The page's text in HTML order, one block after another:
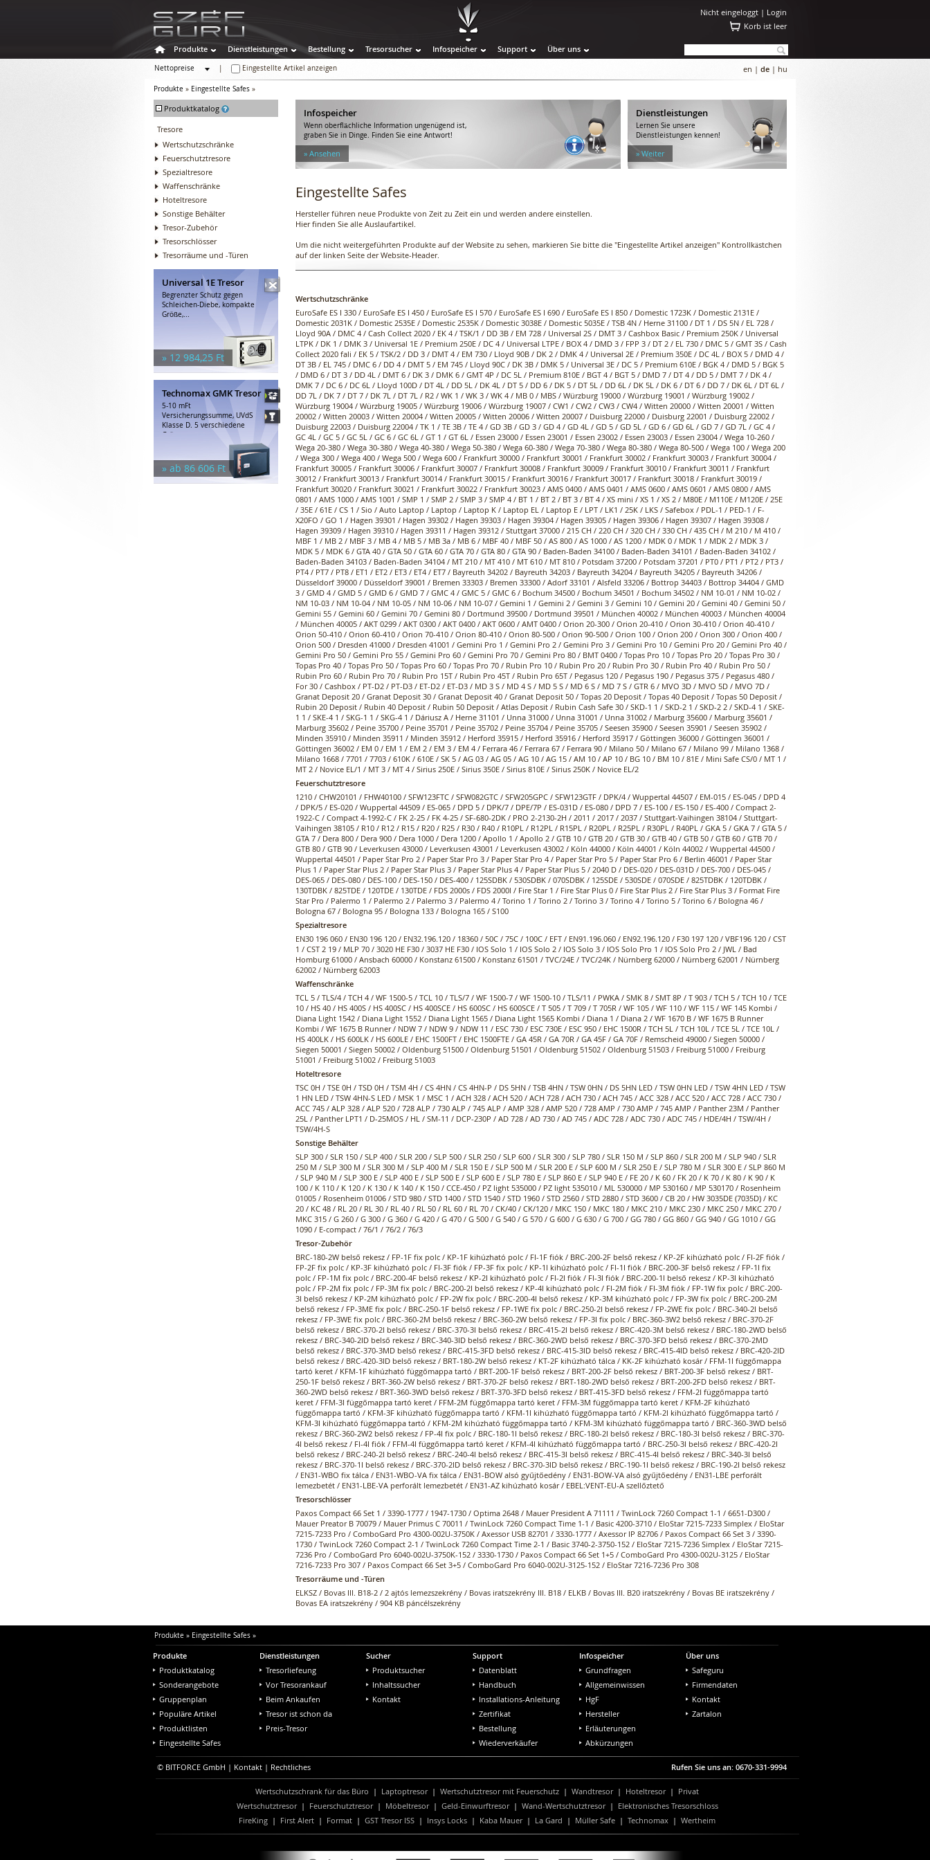
Nicht eingeloggt | Login
Korb ist leer
Produkte Dienstleistungen Bestellung Tresorsucher Infospeicher Support Über uns
Nettopreise
Eingestellte Artikel anzeigen en | de | hu
Produkte » Eingestellte Safes »
- Produktkatalog
Tresore
Wertschutzschränke
Feuerschutztresore
Spezialtresore
Waffenschränke
Hoteltresore
Sonstige Behälter
Tresor-Zubehör
Tresorschlösser
Tresorräume und -Türen
Universal 1E Tresor
Begrenzter Schutz gegen
Schleichen-Diebe, kompakte
Größe,...
» 12 984,25 Ft
Technomax GMK Tresor
5-10 mFt
Versicherungssumme, UVdS
Klasse D. 5 verschiedene
Größen,...
» ab 86 606 Ft
Infospeicher
Wenn oberflächliche Information ungenügend ist,
graben Sie in Dinge. Finden Sie eine Antwort!
» Ansehen
Dienstleistungen
Lernen Sie unsere
Dienstleistungen kennen!
» Weiter
Eingestellte Safes
Hersteller führen neue Produkte von Zeit zu Zeit ein und werden andere einstellen.
Hier finden Sie alle Auslaufartikel.
Um die nicht weitergeführten Produkte auf der Website zu sehen, markieren Sie bitte die "Eingestellte Artikel anzeigen" Kontrollkästchen
auf der linken Seite der Website-Header.
Wertschutzschränke
EuroSafe ES I 330 / EuroSafe ES I 450 / EuroSafe ES I 570 / EuroSafe ES I 690 / EuroSafe ES I 850 / Domestic 1723K / Domestic 2131E /
Domestic 2031K / Domestic 2535E / Domestic 2535K / Domestic 3038E / Domestic 5035E / TSB 4N / Herne 31100 / DT 1 / DS 5N / EL 728 /
Lloyd 90A / DMC 4 / Cash Collect 2020 / EK 4 / TSK/1 / DD 3B / EM 728 / Universal 2S / DMT 3 / Cashbox Basic / Premium 250K / Universal
LTPK / DK 1 / DMK 3 / Universal 1E / Premium 250E / DC 4 / Universal LTPE / BOX 4 / DMD 3 / FPP 3 / DT 2 / EL 730 / DMC 5 / GMT 3S / Cash
Collect 2020 fali / EK 5 / TSK/2 / DD 3 / DMT 4 / EM 730 / Lloyd 90B / DK 2 / DMK 4 / Universal 2E / Premium 350E / DC 4L / BOX 5 / DMD 4 /
DT 3B / EL 745 / DMC 6 / DD 4 / DMT 5 / EM 745 / Lloyd 90C / DK 3B / DMK 5 / Universal 3E / DC 5 / Premium 610E / BGK 4 / DMD 5 / BGK 5
/ DMD 6 / DT 3 / DD 4L / DMT 6 / DK 3 / DMK 6 / GMT 4P / DC 5L / Premium 810E / BGT 4 / BGT 5 / DMD 7 / DT 4 / DD 5 / DMT 7 / DK 4 /
DMK 7 / DC 6 / DC 6L / Lloyd 100D / DT 4L / DD 5L / DK 4L / DT 5 / DD 6 / DK 5 / DT 5L / DD 6L / DK 5L / DK 6 / DT 6 / DD 7 / DK 6L / DT 6L /
DD 7L / DK 7 / DT 7 / DK 7L / DT 7L / R2 / WK 1 / WK 3 / WK 4 / MB 0 / MBS / Würzburg 19000 / Würzburg 19001 / Würzburg 19002 /
Würzburg 19004 / Würzburg 19005 / Würzburg 19006 / Würzburg 19007 / CW1 / CW2 / CW3 / CW4 / Witten 20000 / Witten 20001 / Witten
20002 / Witten 20003 / Witten 20004 / Witten 20005 / Witten 20006 / Witten 20007 / Duisburg 22000 / Duisburg 22001 / Duisburg 22002 /
Duisburg 22003 / Duisburg 22004 / TK 1 / TE 3B / TE 4 / GD 3B / GD 3 / GD 4 / GD 4L / GD 5 / GD 5L / GD 6 / GD 6L / GD 7 / GD 7L / GC 4 /
GC 4L / GC 5 / GC 5L / GC 6 / GC 6L / GT 1 / GT 6L / Essen 23000 / Essen 23001 / Essen 23002 / Essen 23003 / Essen 23004 / Wega 10-260 /
Wega 20-380 / Wega 30-380 / Wega 40-380 / Wega 50-380 / Wega 60-380 / Wega 70-380 / Wega 80-380 / Wega 80-500 / Wega 100 / Wega 200
/ Wega 300 / Wega 400 / Wega 500 / Wega 600 / Frankfurt 30000 / Frankfurt 30001 / Frankfurt 30002 / Frankfurt 30003 / Frankfurt 30004 /
Frankfurt 30005 / Frankfurt 30006 / Frankfurt 30007 / Frankfurt 30008 / Frankfurt 30009 / Frankfurt 30010 / Frankfurt 30011 / Frankfurt
30012 / Frankfurt 30013 / Frankfurt 30014 / Frankfurt 30015 / Frankfurt 30016 / Frankfurt 30017 / Frankfurt 30018 / Frankfurt 30019 /
Frankfurt 30020 / Frankfurt 30021 / Frankfurt 30022 / Frankfurt 30023 / AMS 0400 / AMS 0401 / AMS 0600 / AMS 0601 / AMS 0800 / AMS
0801 / AMS 1000 / AMS 1001 / SMP 1 / SMP 2 / SMP 3 / SMP 4 / BT 1 / BT 2 / BT 3 / BT 4 / XS mini / XS 1 / XS 2 / M80E / M110E / M120E / 25E
/ 35E / 61E / CS 1 / Sio / Auto Laptop / Laptop / Laptop K / Laptop EL / Laptop E / LPT / LK1 / 25K / LKS / Safebox / PDL-1 / PED-1 / F-
X20FO / GO 1 / Hagen 39301 / Hagen 39302 / Hagen 39303 / Hagen 39304 / Hagen 39305 / Hagen 39306 / Hagen 39307 / Hagen 39308 /
Hagen 39309 / Hagen 39310 / Hagen 39311 / Hagen 39312 / Stuttgart 37000 / 215 CH / 220 CH / 320 CH / 330 CH / 435 CH / M 210 / M 410 /
MBF 1 / MB 2 / MBF 3 / MB 4 / MB 5 / MB 3a / MB 6 / MBF 40 / MBF 50 / AS 800 / AS 1000 / AS 1200 / MDK 0 / MDK 1 / MDK 2 / MDK 3 /
MDK 5 / MDK 6 / GTA 40 / GTA 50 / GTA 60 / GTA 70 / GTA 80 / GTA 90 / Baden-Baden 34100 / Baden-Baden 34101 / Baden-Baden 34102 /
Baden-Baden 34103 / Baden-Baden 34104 / MT 210 / MT 410 / MT 610 / MT 810 / Potsdam 37200 / Potsdam 37201 / PT0 / PT1 / PT2 / PT3 /
PT4 / PT7 / PT8 / ET1 / ET2 / ET3 / ET4 / ET7 / Bayreuth 34202 / Bayreuth 34203 / Bayreuth 34204 / Bayreuth 34205 / Bayreuth 34206 /
Düsseldorf 39000 / Düsseldorf 39001 / Bremen 33303 / Bremen 33300 / Adorf 33101 / Alsfeld 33206 / Bottrop 34403 / Bottrop 34404 / GMD
3 / GMD 4 / GMD 5 / GMD 6 / GMD 7 / GMC 4 / GMC 5 / GMC 6 / Bochum 34500 / Bochum 34501 / Bochum 34502 / NM 10-01 / NM 10-02 /
NM 10-03 / NM 10-04 / NM 10-05 / NM 10-06 / NM 10-07 / Gemini 1 / Gemini 2 / Gemini 3 / Gemini 10 / Gemini 20 / Gemini 40 / Gemini 50 /
Gemini 55 / Gemini 60 / Gemini 70 / Gemini 80 / Dortmund 39500 / Dortmund 39501 / München 40002 / München 40003 / München 40004
/ München 40005 / AKT 0299 / AKT 0300 / AKT 0400 / AKT 0600 / AMT 0400 / Orion 20-300 / Orion 20-410 / Orion 30-410 / Orion 40-410 /
Orion 50-410 / Orion 60-410 / Orion 70-410 / Orion 80-410 / Orion 80-500 / Orion 90-500 / Orion 100 / Orion 200 / Orion 300 / Orion 400 /
Orion 500 / Dresden 41000 / Dresden 41001 / Gemini Pro 1 / Gemini Pro 2 / Gemini Pro 3 / Gemini Pro 10 / Gemini Pro 20 / Gemini Pro 40 /
Gemini Pro 50 / Gemini Pro 55 / Gemini Pro 60 / Gemini Pro 70 / Gemini Pro 80 / BMT 0400 / Topas Pro 10 / Topas Pro 20 / Topas Pro 30 /
Topas Pro 40 / Topas Pro 50 / Topas Pro 60 / Topas Pro 70 / Rubin Pro 10 / Rubin Pro 20 / Rubin Pro 30 / Rubin Pro 40 / Rubin Pro 50 /
Rubin Pro 60 / Rubin Pro 70 / Rubin Pro 15T / Rubin Pro 45T / Rubin Pro 65T / Pegasus 120 / Pegasus 190 / Pegasus 375 / Pegasus 480 /
For 30 / Cashbox / PT-D2 / PT-D3 / ET-D2 / ET-D3 / MD 3 S / MD 4 S / MD 5 S / MD 6 S / MD 7 S / GTR 6 / MVO 3D / MVO 5D / MVO 7D /
Granat Deposit 20 / Granat Deposit 30 / Granat Deposit 40 / Granat Deposit 50 / Topas 20 Deposit / Topas 40 Deposit / Topas 50 Deposit /
Rubin 20 Deposit / Rubin 40 Deposit / Rubin 50 Deposit / Atlas Deposit / Rubin Cash Safe 30 / SKD-1 1 / SKD-2 1 / SKD-2 2 / SKD-4 1 / SKE-
1 1 / SKE-4 1 / SKG-1 1 / SKG-4 1 / Dáriusz A / Herne 31101 / Unna 31000 / Unna 31001 / Unna 31002 / Marburg 35600 / Marburg 35601 /
Marburg 35602 / Peine 35700 / Peine 35701 / Peine 35702 / Peine 35704 / Peine 35705 / Seesen 35900 / Seesen 35901 / Seesen 35902 /
Minden 35910 / Minden 35911 / Minden 35912 / Herford 35915 / Herford 35916 / Herford 35917 / Göttingen 36000 / Göttingen 36001 /
Göttingen 36002 / EM 0 / EM 1 / EM 2 / EM 3 / EM 4 / Ferrara 46 / Ferrara 67 / Ferrara 90 / Milano 50 / Milano 67 / Milano 99 / Milano 1368 /
Milano 1668 / 7701 / 7703 / 610K / 610E / SK 5 / AG 03 / AG 05 / AG 10 / AG 15 / AM 10 / AP 10 / BG 10 / BM 10 / 81E / Mini Safe CS/0 / MT 1 /
MT 2 / Novice EL/1 / MT 3 / MT 4 / Sirius 250E / Sirius 350E / Sirius 810E / Sirius 250K / Novice EL/2
Feuerschutztresore
1210 / CHW20101 / FHW40100 / SFW123FTC / SFW082GTC / SFW205GPC / SFW123GTF / DPK/4 / Wuppertal 44507 / EM-015 / ES-045 / DPD 4
/ DPK/5 / ES-020 / Wuppertal 44509 / ES-065 / DPD 5 / DPK/7 / DPE/7P / ES-031D / ES-080 / DPD 7 / ES-100 / ES-150 / ES-400 / Compact 2-
1922-C / Compact 4-1992-C / FK 2-25 / FK 4-25 / SF-680-2DK / PRO 2-2130-2H / 2011 / 2017 / 2037 / Stuttgart-Vaihingen 38104 / Stuttgart-
Vaihingen 38105 / R10 / R12 / R15 / R20 / R25 / R30 / R40 / R10PL / R12PL / R15PL / R20PL / R25PL / R30PL / R40PL / GKA 5 / GKA 7 / GTA 5 /
GTA 7 / Dera 800 / Dera 900 / Dera 1000 / Dera 1200 / Apollo 1 / Apollo 2 / GTB 10 / GTB 20 / GTB 30 / GTB 40 / GTB 50 / GTB 60 / GTB 70 /
GTB 80 / GTB 90 / Leverkusen 43000 / Leverkusen 43001 / Leverkusen 43002 / Köln 44000 / Köln 44001 / Köln 44002 / Wuppertal 44500 /
Wuppertal 44501 / Paper Star Pro 2 / Paper Star Pro 3 / Paper Star Pro 4 / Paper Star Pro 5 / Paper Star Pro 6 / Berlin 46001 / Paper Star
Plus 1 / Paper Star Plus 2 / Paper Star Plus 3 / Paper Star Plus 4 / Paper Star Plus 5 / 2040 D / DES-020 / DES-031D / DES-700 / DES-045 /
DES-065 / DES-080 / DES-100 / DES-150 / DES-400 / 125SDBK / 530SDBK / 070SDBK / 125SDE / 530SDE / 070SDE / 825TDBK / 120TDBK /
130TDBK / 825TDE / 120TDE / 130TDE / FDS 2000s / FDS 2000l / Fire Star 1 / Fire Star Plus 0 / Fire Star Plus 2 / Fire Star Plus 3 / Format Fire
Star Pro / Palermo 1 / Palermo 2 / Palermo 3 / Palermo 4 / Torino 1 / Torino 2 / Torino 3 / Torino 4 / Torino 5 / Torino 6 / Bologna 46 /
Bologna 67 / Bologna 95 / Bologna 133 / Bologna 165 / S100
Spezialtresore
EN30 196 060 / EN30 196 120 / EN32.196.120 / 18360 / 50C / 75C / 100C / EFT / EN91.196.060 / EN92.196.120 / F30 197 120 / VBF196 120 / CST
1 / CST 2 19 / MLP 70 / 3020 HE F30 / 3037 HE F30 / IOS Solo 1 / IOS Solo 2 / IOS Solo 3 / IOS Solo Pro 1 / IOS Solo Pro 2 / JWL / Bad
Homburg 61000 / Ansbach 60000 / Konstanz 61500 / Konstanz 61501 / TVC/24E / TVC/24K / Nürnberg 62000 / Nürnberg 62001 / Nürnberg
62002 / Nürnberg 62003
Waffenschränke
TCL 5 / TLS/4 / TCH 4 / WF 1500-5 / TCL 10 / TLS/7 / WF 1500-7 / WF 1500-10 / TLS/11 / PWKA / SMK 8 / SMT 8P / T 903 / TCH 5 / TCH 10 / TCE
10 / HS 40 / HS 400S / HS 400SC / HS 400SCE / HS 600SC / HS 600SCE / T 505 / T 709 / T 705R / WF 105 / WF 110 / WF 115 / WF 145 Kombi /
Diana Light 1542 / Diana Light 1552 / Diana Light 1565 / Diana Light 1565 Kombi / Diana 1 / Diana 2 / WF 1670 B / WF 1675 B Runner
Kombi / WF 1675 B Runner / NDW 7 / NDW 9 / NDW 11 / ESC 730 / ESC 730E / ESC 950 / EHC 1500R / TCH 5L / TCH 10L / TCE 5L / TCE 10L /
HS 400LK / HS 600LK / HS 600LE / EHC 1500FT / EHC 1500FTE / GA 45R / GA 70R / GA 45F / GA 70F / Remscheid 49000 / Siegen 50000 /
Siegen 50001 / Siegen 50002 / Oldenburg 51500 / Oldenburg 51501 / Oldenburg 51502 / Oldenburg 51503 / Freiburg 51000 / Freiburg
51001 / Freiburg 51002 / Freiburg 51003
Hoteltresore
TSC 0H / TSE 0H / TSD 0H / TSM 4H / CS 4HN / CS 4HN-P / DS 5HN / TSB 4HN / TSW 0HN / DS 5HN LED / TSW 0HN LED / TSW 4HN LED / TSW
1 HN LED / TSW 4HN-S LED / MSK 1 / MSC 1 / ACH 328 / ACH 520 / ACH 728 / ACH 730 / ACH 745 / ACC 328 / ACC 520 / ACC 728 / ACC 730 /
ACC 745 / ALP 328 / ALP 520 / 728 ALP / 730 ALP / 745 ALP / AMP 328 / AMP 520 / 728 AMP / 730 AMP / 745 AMP / Panther 23M / Panther
25L / Panther LPT1 / D-25MOS / HL / SM-11 / DCP-230P / AD 728 / AD 730 / AD 745 / ADC 728 / ADC 730 / ADC 745 / HDE/4H / TSW/4H /
TSW/4H-S
Sonstige Behälter
SLP 300 / SLR 150 / SLP 400 / SLR 200 / SLP 500 / SLR 250 / SLP 600 / SLR 300 / SLP 780 / SLR 150 M / SLP 860 / SLR 200 M / SLP 940 / SLR
250 M / SLP 300 M / SLR 300 M / SLP 400 M / SLR 150 E / SLP 500 M / SLR 200 E / SLP 600 M / SLR 250 E / SLP 780 M / SLR 300 E / SLP 860 M
/ SLP 940 M / SLP 300 E / SLP 400 E / SLP 500 E / SLP 600 E / SLP 780 E / SLP 860 E / SLP 940 E / FE 20 / K 60 / FK 20 / K 70 / K 80 / K 90 / K
100 / K 110 / K 120 / K 130 / K 140 / K 150 / CCE-450 / PZ light 535000 / PZ light 535010 / ML 530000 / MP 530160 / MP 530170 / Rosenheim
01005 / Rosenheim 01006 / STD 980 / STD 1400 / STD 1540 / STD 1960 / STD 2560 / STD 2880 / STD 3600 / CB 20 / HW 3035DE (7035D) / KC
20 / KC 48 / RL 20 / RL 30 / RL 40 / RL 50 / RL 60 / RL 70 / CK/40 / CK/120 / MKC 150 / MKC 180 / MKC 210 / MKC 230 / MKC 250 / MKC 270 /
MKC 315 / G 260 / G 300 / G 360 / G 420 / G 470 / G 500 / G 540 / G 570 / G 600 / G 630 / G 700 / GG 780 / GG 860 / GG 940 / GG 1010 / GG
1090 / E-compact / 76/1 / 76/2 / 76/3
Tresor-Zubehör
BRC-180-2W belső rekesz / FP-1F fix polc / KP-1F kihúzható polc / FI-1F fiók / BRC-200-2F belső rekesz / KP-2F kihúzható polc / FI-2F fiók /
FP-2F fix polc / KP-3F kihúzható polc / FI-3F fiók / FP-3F fix polc / KP-1I kihúzható polc / FI-1I fiók / BRC-200-3F belső rekesz / FP-1I fix
polc / FP-1M fix polc / BRC-200-4F belső rekesz / KP-2I kihúzható polc / FI-2I fiók / FI-3I fiók / BRC-200-1I belső rekesz / KP-3I kihúzható
polc / FP-2M fix polc / FP-3M fix polc / BRC-200-2I belső rekesz / KP-4I kihúzható polc / FI-2M fiók / FI-3M fiók / FP-1W fix polc / BRC-200-
3I belső rekesz / KP-2M kihúzható polc / FP-2W fix polc / BRC-200-4I belső rekesz / KP-3M kihúzható polc / FP-3W fix polc / BRC-200-2M
belső rekesz / FP-3ME fix polc / BRC-250-1F belső rekesz / FP-1WE fix polc / BRC-250-2I belső rekesz / FP-2WE fix polc / BRC-340-2I belső
rekesz / FP-3WE fix polc / BRC-360-2M belső rekesz / BRC-360-2W belső rekesz / FP-3I fix polc / BRC-360-3W2 belső rekesz / BRC-370-2F
belső rekesz / BRC-370-2I belső rekesz / BRC-370-3I belső rekesz / BRC-415-2I belső rekesz / BRC-420-3M belső rekesz / BRC-180-2WD belső
rekesz / BRC-340-2ID belső rekesz / BRC-340-3ID belső rekesz / BRC-360-2WD belső rekesz / BRC-370-3FD belső rekesz / BRC-370-2MD
belső rekesz / BRC-370-3MD belső rekesz / BRC-415-3FD belső rekesz / BRC-415-3ID belső rekesz / BRC-415-4ID belső rekesz / BRC-420-2ID
belső rekesz / BRC-420-3ID belső rekesz / BRT-180-2W belső rekesz / KT-2F kihúzható tálca / KK-2F kihúzható kosár / FFM-1I függőmappa
tartó keret / KFM-1F kihúzható függőmappa tartó / BRT-200-1F belső rekesz / BRT-200-2F belső rekesz / BRT-200-3F belső rekesz / BRT-
250-1F belső rekesz / BRT-360-2W belső rekesz / BRT-370-2F belső rekesz / BRT-180-2WD belső rekesz / BRT-200-2FD belső rekesz / BRT-
360-2WD belső rekesz / BRT-360-3WD belső rekesz / BRT-370-3FD belső rekesz / BRT-415-3FD belső rekesz / FFM-2I függőmappa tartó
keret / FFM-3I függőmappa tartó keret / FFM-2M függőmappa tartó keret / FFM-3M függőmappa tartó keret / KFM-2F kihúzható
függőmappa tartó / KFM-3F kihúzható függőmappa tartó / KFM-1I kihúzható függőmappa tartó / KFM-2I kihúzható függőmappa tartó /
KFM-3I kihúzható függőmappa tartó / KFM-2M kihúzható függőmappa tartó / KFM-3M kihúzható függőmappa tartó / BRC-360-3WD belső
rekesz / BRC-360-2W2 belső rekesz / FP-4I fix polc / BRC-180-1I belső rekesz / BRC-180-2I belső rekesz / BRC-180-3I belső rekesz / BRC-370-
4I belső rekesz / FI-4I fiók / FFM-4I függőmappa tartó keret / KFM-4I kihúzható függőmappa tartó / BRC-250-3I belső rekesz / BRC-420-2I
belső rekesz / BRC-240-2I belső rekesz / BRC-240-4I belső rekesz / BRC-415-3I belső rekesz / BRC-415-4I belső rekesz / BRC-340-3I belső
rekesz / BRC-370-1I belső rekesz / BRC-370-2ID belső rekesz / BRC-370-3ID belső rekesz / BRC-190-1I belső rekesz / BRC-190-2I belső rekesz
/ EN31-WBO fix tálca / EN31-WBO-VA fix tálca / EN31-BOW alsó gyűjtőedény / EN31-BOW-VA alsó gyűjtőedény / EN31-LBE perforált
lemezbetét / EN31-LBE-VA perforált lemezbetét / EN31-AZ kihúzható kosár / EBEL:VENT-EU-A szellőztető
Tresorschlösser
Paxos Compact 66 Set 1 / 3390-1777 / 1947-1730 / Optima 2648 / Mauer President A 71111 / TwinLock 7260 Compact 1-1 / 6651-D300 /
Mauer Preator B 70079 / Mauer Primus C 70011 / TwinLock 7260 Compact Time 1-1 / Basic 4200-3710 / EloStar 7215-7233 Simplex / EloStar
7215-7233 Pro / ComboGard Pro 4300-002U-3750K / Axessor USB 82701 / 3330-1777 / Axessor IP 82706 / Paxos Compact 66 Set 3 / 3390-
1730 / TwinLock 7260 Compact 2-1 / TwinLock 7260 Compact Time 2-1 / Basic 3740-2-3750-152 / EloStar 7215-7236 Simplex / EloStar 7215-
7236 Pro / ComboGard Pro 6040-002U-3750K-152 / 3330-1730 / Paxos Compact 66 Set 1+5 / ComboGard Pro 4300-002U-3125 / EloStar
7216-7233 Pro 307 / Paxos Compact 66 Set 3+5 / ComboGard Pro 6040-002U-3125-152 / EloStar 7216-7236 Pro 308
Tresorräume und -Türen
ELKSZ / Bovas III. B18-2 / 2 ajtós lemezszekrény / Bovas iratszekrény III. B18 / ELKB / Bovas III. B20 iratszekrény / Bovas BE iratszekrény /
Bovas EA iratszekrény / 904 KB páncélszekrény
Produkte » Eingestellte Safes»
Produkte
Produktkatalog
Sonderangebote
Gruppenplan
Populäre Artikel
Produktlisten
Eingestellte Safes
Dienstleistungen
Tresorliefeung
Vor Tresorankauf
Beim Ankaufen
Tresor ist schon da
Preis-Tresor
Sucher
Produktsucher
Inhaltssucher
Kontakt
Support
Datenblatt
Handbuch
Installations-Anleitung
Zertifikat
Bestellung
Wiederverkäufer
Infospeicher
Grundfragen
Allgemeinwissen
HgF
Hersteller
Erläuterungen
Abkürzungen
Über uns
Safeguru
Firmendaten
Kontakt
Zartalon
© BITFORCE GmbH | Kontakt | Rechtliches Rufen Sie uns an: 0670-331-9994
Wertschutzschrank für das Büro | Laptoptresor| Wertschutztresor mit Feuerschutz | Wandtresor| Hoteltresor| Privat
Wertschutztresor| Feuerschutztresor| Möbeltresor| Geld-Einwurftresor| Wand-Wertschutztresor| Elektronisches Tresorschloss
FireKing | First Alert | Format | GST Tresor ISS | Insys Locks | Kaba Mauer| La Gard | Müller Safe | Technomax | Wertheim